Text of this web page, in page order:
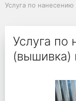
Услуга по
Услуга по
(вышивка)